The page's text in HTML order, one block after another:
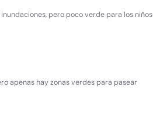
pero poco verde para los niños
apenas hay zonas verdes para pasear